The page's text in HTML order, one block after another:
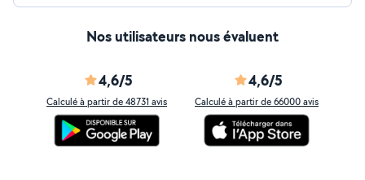
Nos utilisateurs nous évaluent
4,6/5
Calculé à partir de 48731 avis
4,6/5
Calculé à partir de 66000 avis